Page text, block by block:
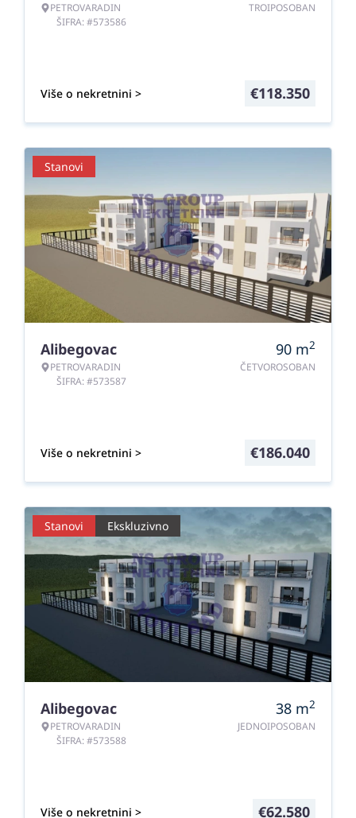
PETROVARADIN
ŠIFRA: #573586
TROIPOSOBAN
Više o nekretnini > €118.350
Stanovi
Alibegovac
PETROVARADIN
ŠIFRA: #573587
90 m2
ČETVOROSOBAN
Više o nekretnini > €186.040
Stanovi Ekskluzivno
Alibegovac
PETROVARADIN
ŠIFRA: #573588
38 m2
JEDNOIPOSOBAN
Više o nekretnini > €62.580